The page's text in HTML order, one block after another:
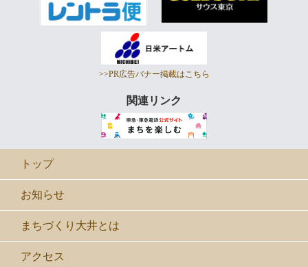
>>PR広告バナー掲載はこちら
関連リンク
トップ
お知らせ
まちづくり大井とは
アクセス